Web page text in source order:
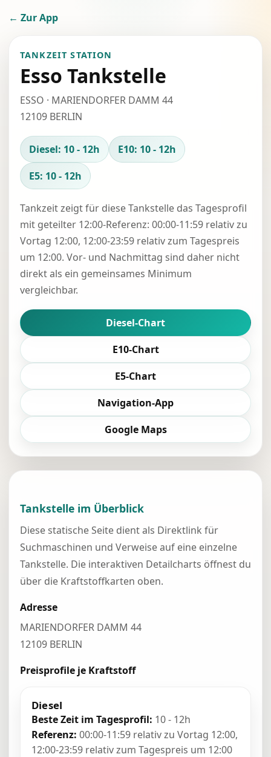
← Zur App
TANKZEIT STATION
Esso Tankstelle
ESSO · MARIENDORFER DAMM 44
12109 BERLIN
Diesel: 10 - 12h
E10: 10 - 12h
E5: 10 - 12h
Tankzeit zeigt für diese Tankstelle das Tagesprofil
mit geteilter 12:00-Referenz: 00:00-11:59 relativ zu
Vortag 12:00, 12:00-23:59 relativ zum Tagespreis
um 12:00. Vor- und Nachmittag sind daher nicht
direkt als ein gemeinsames Minimum
vergleichbar.
Diesel-Chart
E10-Chart
E5-Chart
Navigation-App
Google Maps
Tankstelle im Überblick
Diese statische Seite dient als Direktlink für
Suchmaschinen und Verweise auf eine einzelne
Tankstelle. Die interaktiven Detailcharts öffnest du
über die Kraftstoffkarten oben.
Adresse
MARIENDORFER DAMM 44
12109 BERLIN
Preisprofile je Kraftstoff
Diesel
Beste Zeit im Tagesprofil: 10 - 12h
Referenz: 00:00-11:59 relativ zu Vortag 12:00,
12:00-23:59 relativ zum Tagespreis um 12:00